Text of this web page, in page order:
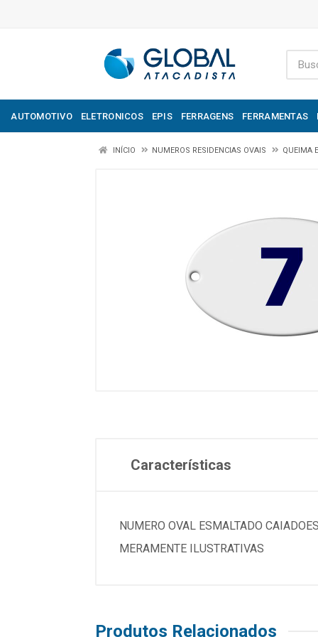
AUTOMOTIVO ELETRONICOS EPIS FERRAGENS FERRAMENTAS
INÍCIO NUMEROS RESIDENCIAS OVAIS QUEIMA
Características
NUMERO OVAL ESMALTADO
MERAMENTE ILUSTRATIVAS
Produtos Relacionados